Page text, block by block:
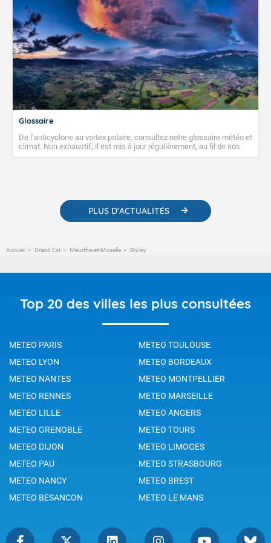
Glossaire
De l’anticyclone au vortex polaire, consultez notre glossaire météo et
climat. Non exhaustif, il est mis à jour régulièrement, au fil de nos
publications. Vous y trouverez également des liens utiles vers nos
PLUS D'ACTUALITÉS
Accueil Grand Est Meurthe-et-Moselle Bruley
Top 20 des villes les plus consultées
METEO PARIS
METEO TOULOUSE
METEO LYON
METEO BORDEAUX
METEO NANTES
METEO MONTPELLIER
METEO RENNES
METEO MARSEILLE
METEO LILLE
METEO ANGERS
METEO GRENOBLE
METEO TOURS
METEO DIJON
METEO LIMOGES
METEO PAU
METEO STRASBOURG
METEO NANCY
METEO BREST
METEO BESANCON
METEO LE MANS